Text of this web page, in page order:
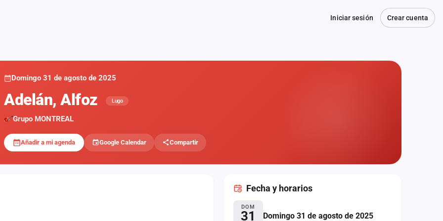
Iniciar sesión Crear cuenta
Domingo 31 de agosto de 2025
Adelán, Alfoz Lugo
Grupo MONTREAL
Añadir a mi agenda Google Calendar Compartir
Fecha y horarios
DOM
31 Domingo 31 de agosto de 2025